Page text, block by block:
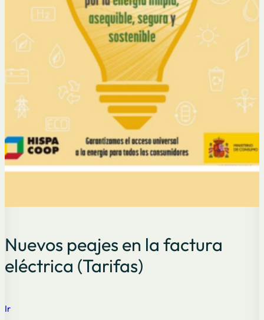
Nuevos peajes en la factura
eléctrica (Tarifas)
Ir